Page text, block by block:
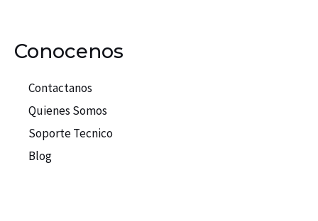
Conocenos
Contactanos
Quienes Somos
Soporte Tecnico
Blog